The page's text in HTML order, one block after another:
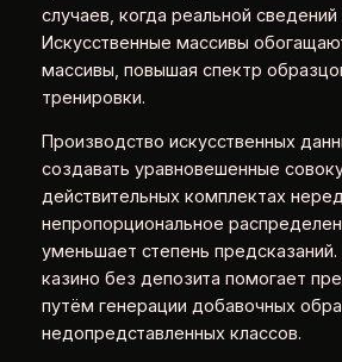
случаев, когда реальной
Искусственные массивы
массивы, повышая спектр
тренировки.
Производство искусственных
создавать уравновешенные
действительных комплектах
непропорциональное
уменьшает степень
казино без депозита помогает
путём генерации добавочных
недопредставленных классов.